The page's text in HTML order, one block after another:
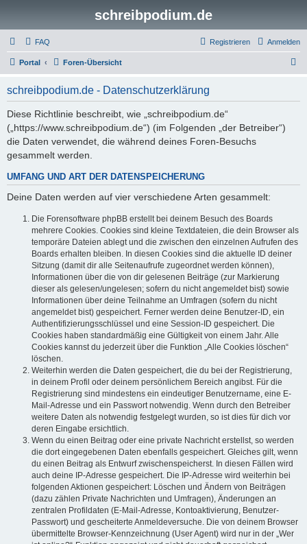
schreibpodium.de
FAQ Anmelden
Registrieren
Portal Foren-Übersicht
schreibpodium.de - Datenschutzerklärung
Diese Richtlinie beschreibt, wie „schreibpodium.de“
(„https://www.schreibpodium.de“) (im Folgenden „der Betreiber“)
die Daten verwendet, die während deines Foren-Besuchs
gesammelt werden.
UMFANG UND ART DER DATENSPEICHERUNG
Deine Daten werden auf vier verschiedene Arten gesammelt:
Die Forensoftware phpBB erstellt bei deinem Besuch des Boards
mehrere Cookies. Cookies sind kleine Textdateien, die dein Browser als
temporäre Dateien ablegt und die zwischen den einzelnen Aufrufen des
Boards erhalten bleiben. In diesen Cookies sind die aktuelle ID deiner
Sitzung (damit dir alle Seitenaufrufe zugeordnet werden können),
Informationen über die von dir gelesenen Beiträge (zur Markierung
dieser als gelesen/ungelesen; sofern du nicht angemeldet bist) sowie
Informationen über deine Teilnahme an Umfragen (sofern du nicht
angemeldet bist) gespeichert. Ferner werden deine Benutzer-ID, ein
Authentifizierungsschlüssel und eine Session-ID gespeichert. Die
Cookies haben standardmäßig eine Gültigkeit von einem Jahr. Alle
Cookies kannst du jederzeit über die Funktion „Alle Cookies löschen“
löschen.
Weiterhin werden die Daten gespeichert, die du bei der Registrierung,
in deinem Profil oder deinem persönlichem Bereich angibst. Für die
Registrierung sind mindestens ein eindeutiger Benutzername, eine E-
Mail-Adresse und ein Passwort notwendig. Wenn durch den Betreiber
weitere Daten als notwendig festgelegt wurden, so ist dies für dich vor
deren Eingabe ersichtlich.
Wenn du einen Beitrag oder eine private Nachricht erstellst, so werden
die dort eingegebenen Daten ebenfalls gespeichert. Gleiches gilt, wenn
du einen Beitrag als Entwurf zwischenspeicherst. In diesen Fällen wird
auch deine IP-Adresse gespeichert. Die IP-Adresse wird weiterhin bei
folgenden Aktionen gespeichert: Löschen und Ändern von Beiträgen
(dazu zählen Private Nachrichten und Umfragen), Änderungen an
zentralen Profildaten (E-Mail-Adresse, Kontoaktivierung, Benutzer-
Passwort) und gescheiterte Anmeldeversuche. Die von deinem Browser
übermittelte Browser-Kennzeichnung (User Agent) wird nur in der „Wer